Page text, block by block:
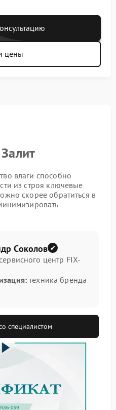
цены
влаги способно
из строя ключевые
скорее обратиться в
симптомы,
жидкости:
на нажатия;
или он
при включении;
жизни;
или влажный запах.
корпуса,
Соколов
центр FIX-
техника бренда
специалистом